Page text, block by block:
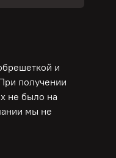
систем!
и
получении
не было на
мы не